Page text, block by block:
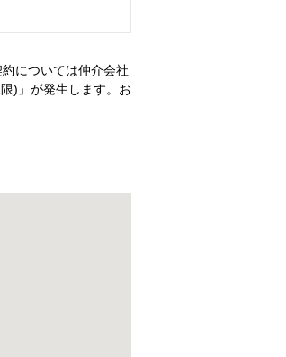
については仲介会社
)」が発生します。お